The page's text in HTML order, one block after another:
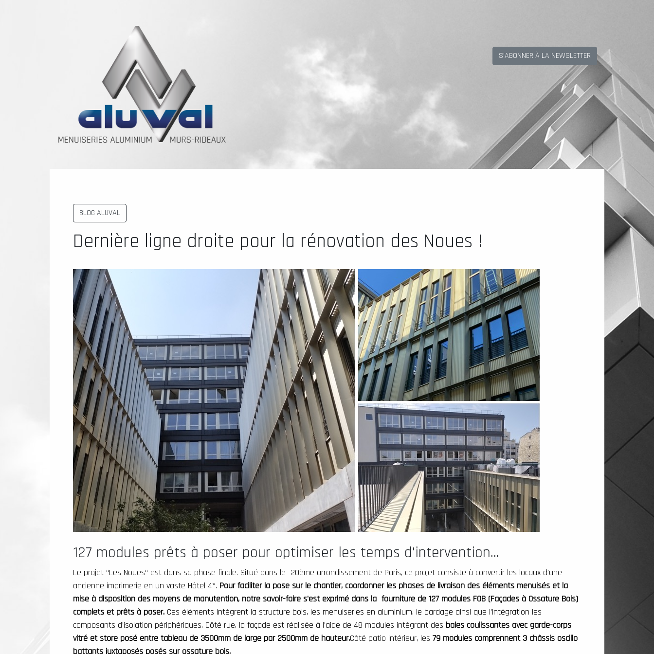
S'ABONNER À LA NEWSLETTER
BLOG ALUVAL
Dernière ligne droite pour la rénovation des Noues !
127 modules prêts à poser pour optimiser les temps d'intervention...
Le projet “Les Noues“ est dans sa phase finale. Situé dans le 20ème arrondissement de Paris, ce projet consiste à convertir les locaux d'une
ancienne imprimerie en un vaste Hôtel 4*. Pour faciliter la pose sur le chantier, coordonner les phases de livraison des éléments menuisés et la
mise à disposition des moyens de manutention, notre savoir-faire s'est exprimé dans la fourniture de 127 modules FOB (Façades à Ossature Bois)
complets et prêts à poser. Ces éléments intègrent la structure bois, les menuiseries en aluminium, le bardage ainsi que l’intégration les
composants d’isolation périphériques. Côté rue, la façade est réalisée à l’aide de 48 modules intégrant des baies coulissantes avec garde-corps
vitré et store posé entre tableau de 3500mm de large par 2500mm de hauteur.Côté patio intérieur, les 79 modules comprennent 3 châssis oscillo
battants juxtaposés posés sur ossature bois.